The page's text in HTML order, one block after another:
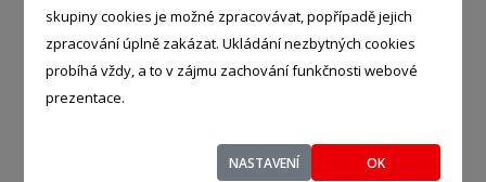
skupiny cookies je možné zpracovávat, popřípadě jejich
zpracování úplně zakázat. Ukládání nezbytných cookies
probíhá vždy, a to v zájmu zachování funkčnosti webové
prezentace.
NASTAVENÍ OK
KATEGORIE
Interiér, exteriér domu